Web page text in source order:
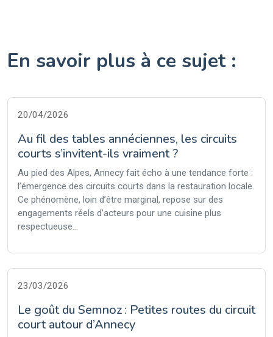
En savoir plus à ce sujet :
20/04/2026
Au fil des tables annéciennes, les circuits
courts s’invitent-ils vraiment ?
Au pied des Alpes, Annecy fait écho à une tendance forte :
l’émergence des circuits courts dans la restauration locale.
Ce phénomène, loin d’être marginal, repose sur des
engagements réels d’acteurs pour une cuisine plus
respectueuse...
23/03/2026
Le goût du Semnoz : Petites routes du circuit
court autour d’Annecy